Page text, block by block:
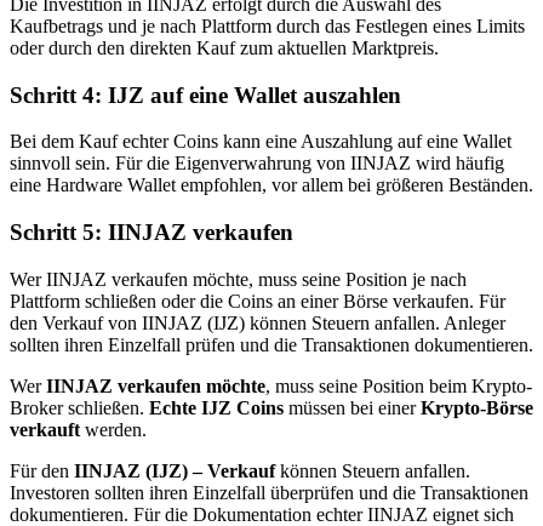
Kaufbetrags und je nach Plattform durch das Festlegen eines Limits
oder durch den direkten Kauf zum aktuellen Marktpreis.
Schritt 4: IJZ auf eine Wallet auszahlen
Bei dem Kauf echter Coins kann eine Auszahlung auf eine Wallet
sinnvoll sein. Für die Eigenverwahrung von IINJAZ wird häufig
eine Hardware Wallet empfohlen, vor allem bei größeren Beständen.
Schritt 5: IINJAZ verkaufen
Wer IINJAZ verkaufen möchte, muss seine Position je nach
Plattform schließen oder die Coins an einer Börse verkaufen. Für
den Verkauf von IINJAZ (IJZ) können Steuern anfallen. Anleger
sollten ihren Einzelfall prüfen und die Transaktionen dokumentieren.
WerIINJAZ verkaufen möchte, muss seine Position beim Krypto-
Broker schließen. Echte IJZ Coins müssen bei einerKrypto-Börse
verkauft werden.
Für den IINJAZ (IJZ) – Verkaufkönnen Steuern anfallen.
Investoren sollten ihren Einzelfall überprüfen und die Transaktionen
dokumentieren. Für die Dokumentation echter IINJAZ eignet sich